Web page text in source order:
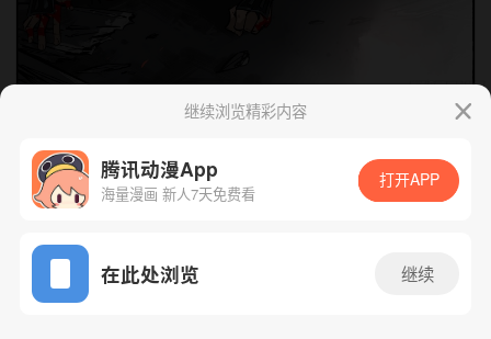
App免费看
下一话 腾漫App免费看
继续浏览精彩内容
腾讯动漫App
海量漫画 新人7天免费看
打开APP
在此处浏览 继续